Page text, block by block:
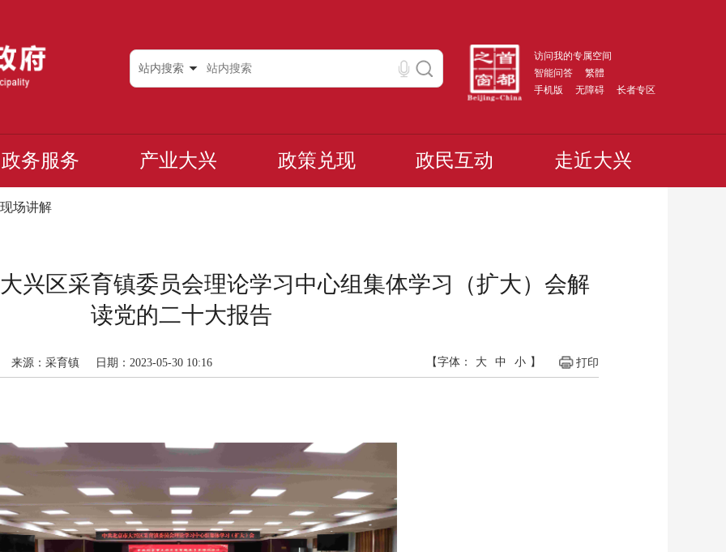
访问我的专属空间
智能问答
繁體
手机版
无障碍 长者专区
站内搜索
政务服务 产业大兴 政策兑现 政民互动 走近大兴
现场讲解
兴区采育镇委员会理论学习中心组集体学习（扩大）会解
读党的二十大报告
来源：采育镇 日期：2023-05-30 10:16 打印
【字体： 大 中 小 】